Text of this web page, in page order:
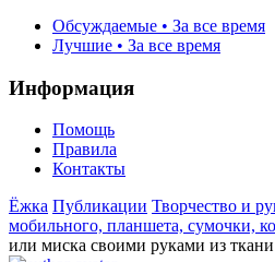
Обсуждаемые • За все время
Лучшие • За все время
Информация
Помощь
Правила
Контакты
Ёжка Публикации Творчество и
мобильного, планшета, сумочки,
или миска своими руками из ткани